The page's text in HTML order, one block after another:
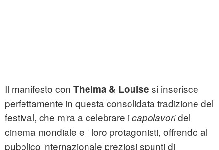
Il manifesto con Thelma & Louise si inserisce
perfettamente in questa consolidata tradizione del
festival, che mira a celebrare i capolavoridel
cinema mondiale e i loro protagonisti, offrendo al
pubblico internazionale preziosi spunti di